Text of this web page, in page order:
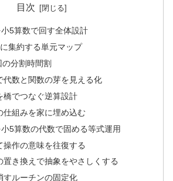
目次
5算数で回す全体設計
集約する単元マップ
分割時間割
代数と関数の芽を見える化
橋でつなぐ逆算設計
仕組みを家に埋め込む
5算数の代数で固める等式運用
操作の意味を往復する
置き換えで抽象をやさしくする
すルーチンの固定化